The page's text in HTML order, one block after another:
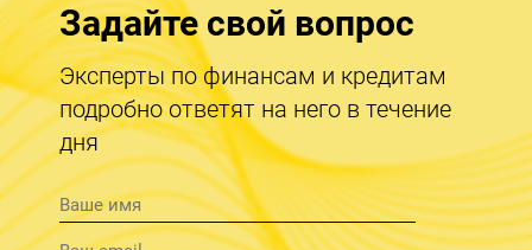
Задайте свой вопрос
Эксперты по финансам и кредитам
подробно ответят на него в течение
дня